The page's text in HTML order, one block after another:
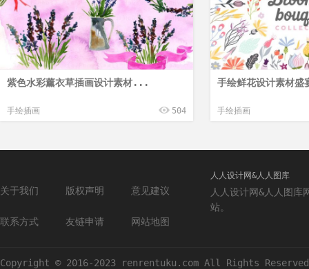
紫色水彩薰衣草插画设计素材...
手绘插画 504
手绘鲜花设计素材
手绘插画
关于我们 版权声明 意见建议
联系方式 友链申请 网站地图
人人设计网&人人图库
人人设计网&人人图库
站。
Copyright © 2016-2023 renrentuku.com All Rights